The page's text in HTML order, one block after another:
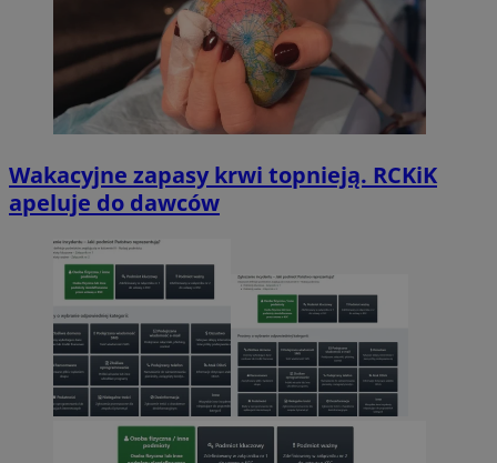
Wakacyjne zapasy krwi topnieją. RCKiK
apeluje do dawców